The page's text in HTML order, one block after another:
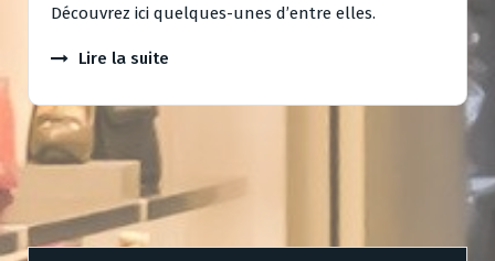
Découvrez ici quelques-unes d’entre elles.
Lire la suite